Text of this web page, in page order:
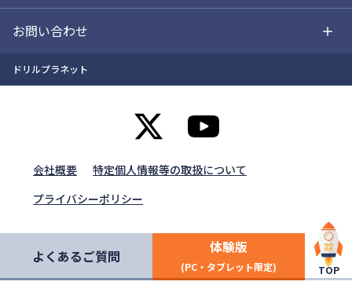
お問い合わせ
ドリルプラネット
会社概要
特定個人情報等の取扱について
プライバシーポリシー
よくあるご質問 体験版
(PC・タブレット限定) TOP